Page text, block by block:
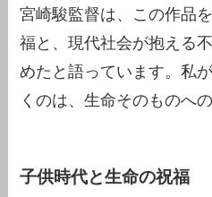
宮崎駿監督は、この作品
福と、現代社会が抱える
めたと語っています。私
くのは、生命そのものへ
子供時代と生命の祝福